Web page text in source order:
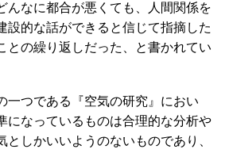
んなに都合が悪くても、人間関係を
設的な話ができると信じて指摘した
との繰り返しだった、と書かれてい
一つである『空気の研究』におい
になっているものは合理的な分析や
としかいいようのないものであり、